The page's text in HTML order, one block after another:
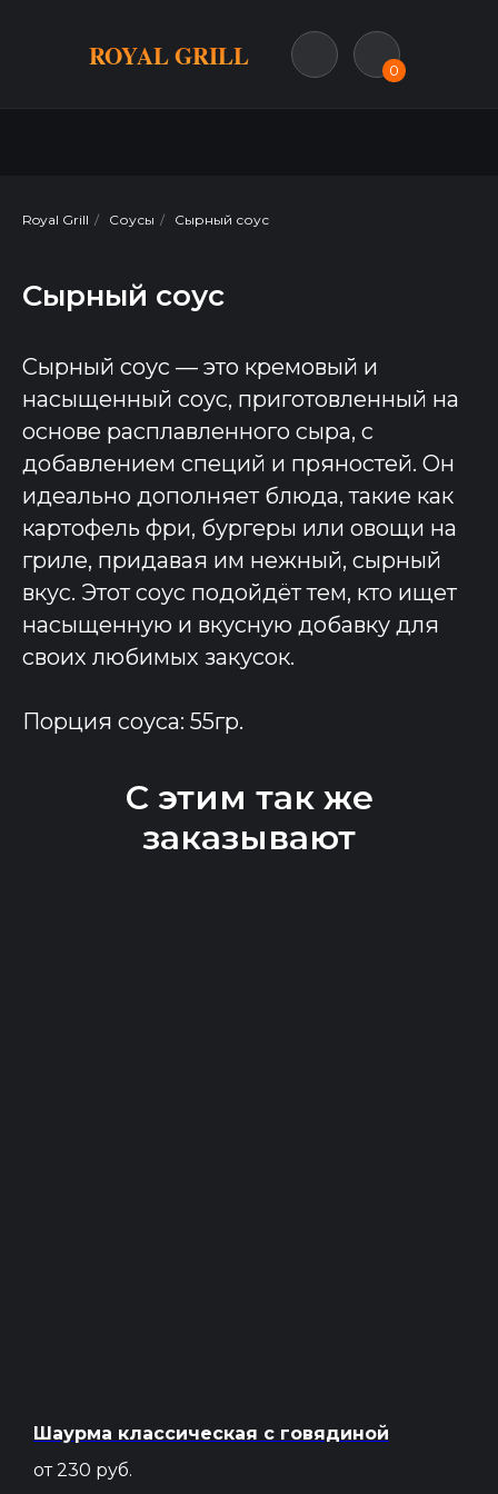
Royal Grill / Соусы / Сырный соус
Сырный соус
Сырный соус — это кремовый и
насыщенный соус, приготовленный на
основе расплавленного сыра, с
добавлением специй и пряностей. Он
идеально дополняет блюда, такие как
картофель фри, бургеры или овощи на
гриле, придавая им нежный, сырный
вкус. Этот соус подойдёт тем, кто ищет
насыщенную и вкусную добавку для
своих любимых закусок.
Порция соуса: 55гр.
С этим так же
заказывают
Шаурма классическая с говядиной
от 230 руб.